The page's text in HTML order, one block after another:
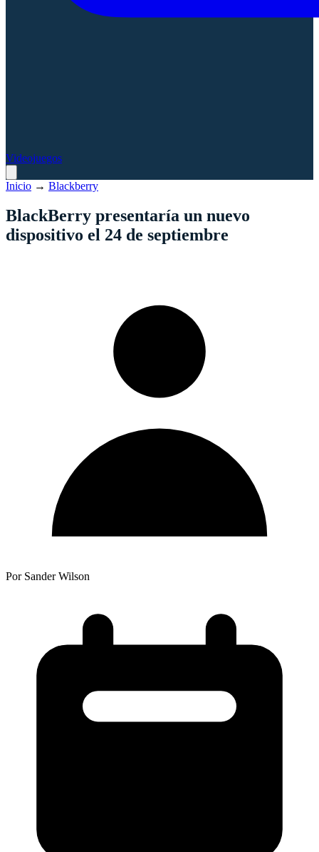
Videojuegos
Inicio → Blackberry
BlackBerry presentaría un nuevo
dispositivo el 24 de septiembre
Por Sander Wilson